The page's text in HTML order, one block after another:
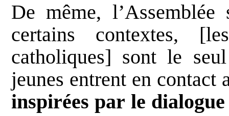
De même,
certains contextes,
catholiques] sont le
jeunes entrent en contact
inspirées par le